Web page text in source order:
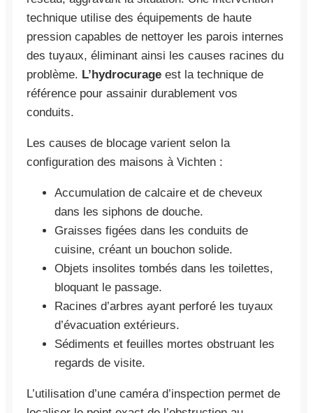
technique utilise des équipements de haute
pression capables de nettoyer les parois internes
des tuyaux, éliminant ainsi les causes racines du
problème. L’hydrocurage est la technique de
référence pour assainir durablement vos
conduits.
Les causes de blocage varient selon la
configuration des maisons à Vichten :
Accumulation de calcaire et de cheveux
dans les siphons de douche.
Graisses figées dans les conduits de
cuisine, créant un bouchon solide.
Objets insolites tombés dans les toilettes,
bloquant le passage.
Racines d’arbres ayant perforé les tuyaux
d’évacuation extérieurs.
Sédiments et feuilles mortes obstruant les
regards de visite.
L’utilisation d’une caméra d’inspection permet de